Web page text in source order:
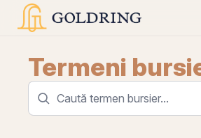
Termeni